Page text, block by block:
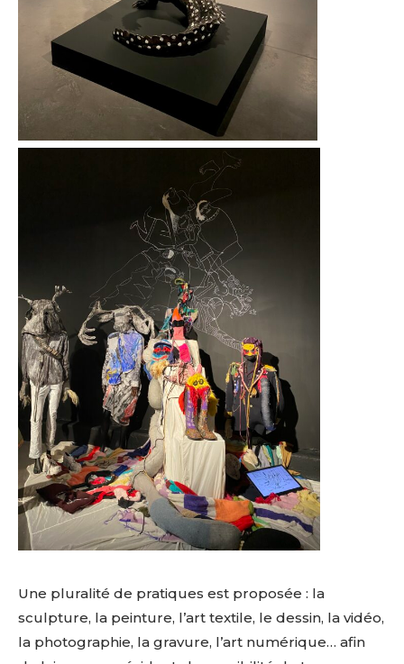
Une pluralité de pratiques est proposée : la
sculpture, la peinture, l’art textile, le dessin, la vidéo,
la photographie, la gravure, l’art numérique… afin